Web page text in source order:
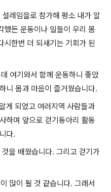
레임을로 참가해 평소 내가 알
했든 운동이나 일들이 우리 몸
시한번 더 되새기는 기회가 된
여기와서 함께 운동하니 좋았
니 몸과 마음이 즐거웠습니다.
게 되었고 여러지역 사람들과
하며 앞으로 걷기동아리 활동
다.
을 배웠습니다. 그리고 걷기가
많이 될 것 같습니다. 그래서